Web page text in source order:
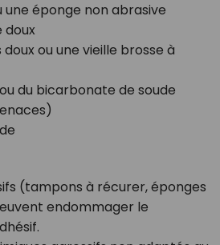
une éponge non abrasive
doux
ou une vieille brosse à
du bicarbonate de soude
(tampons à récurer, éponges
endommager le